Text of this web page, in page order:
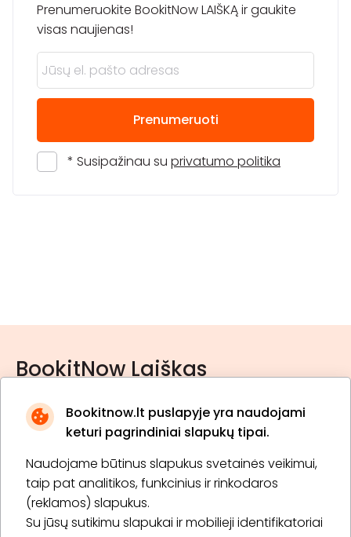
Bookitnow.lt puslapyje yra naudojami
keturi pagrindiniai slapukų tipai.
Naudojame būtinus slapukus svetainės veikimui,
taip pat analitikos, funkcinius ir rinkodaros
(reklamos) slapukus.
Su jūsų sutikimu slapukai ir mobilieji identifikatoriai
Prenumeruokite BookitNow LAIŠKĄ ir gaukite
visas naujienas!
Prenumeruoti
* Susipažinau su privatumo politika
BookitNow Laiškas
* Susipažinau su privatumo politika
Prenumeruoti